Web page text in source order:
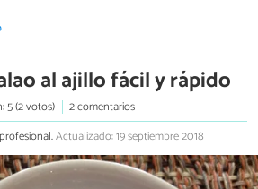
al ajillo fácil y rápido
5 (2 votos)
2 comentarios
Actualizado: 19 septiembre 2018